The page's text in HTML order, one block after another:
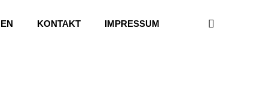
KONTAKT IMPRESSUM